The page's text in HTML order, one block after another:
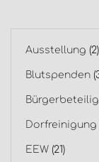
Ausstellung (2)
Blutspenden
Dorfreinigung
EEW (21)